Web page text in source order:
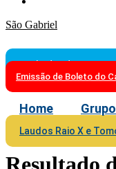
São Gabriel
Resultados de Exames
Emissão de Boleto do
Home
Laudos Raio X e